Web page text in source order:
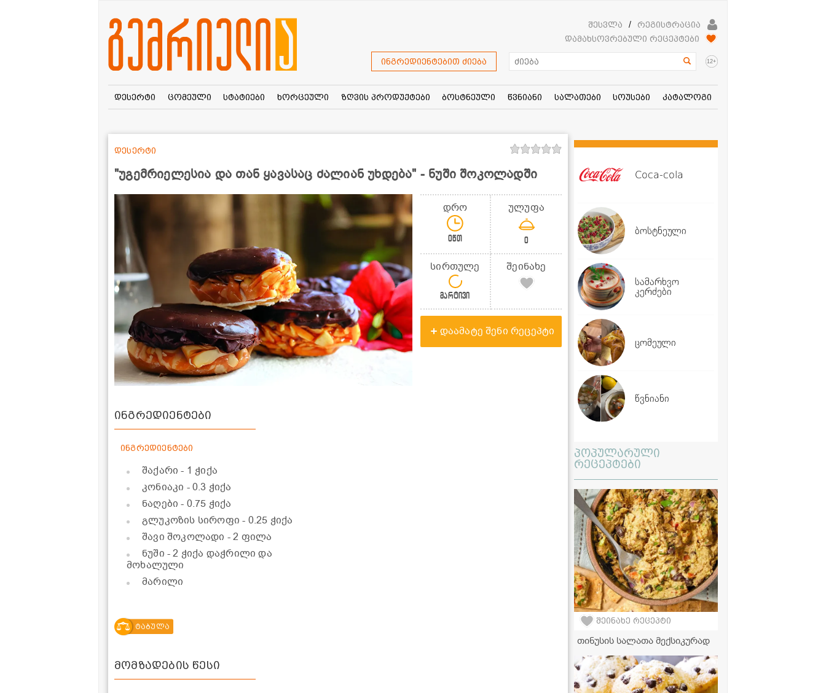
შესვლა /
რეგისტრაცია
დამახსოვრებული რეცეპტები
ინგრედიენტებით ძიება 12+
დესერტი ცომეული სტატიები ხორცეული ზღვის პროდუქტები ბოსტნეული წვნიანი სალათები სოუსები კატალოგი
"უგემრიელესია და თან ყავასაც ძალიან უხდება" - ნუში შოკოლადში
დესერტი
დრო
0წთ
ულუფა
0
სირთულე
მარტივი
შეინახე
დაამატე შენი რეცეპტი
ინგრედიენტები
ინგრედიენტები
შაქარი- 1 ჭიქა
კონიაკი - 0.3 ჭიქა
ნაღები- 0.75 ჭიქა
გლუკოზის სიროფი- 0.25 ჭიქა
შავი შოკოლადი - 2 ფილა
ნუში - 2 ჭიქა დაჭრილი და
მოხალული
მარილი
ტაბულა
მომზადების წესი
Coca-cola
ბოსტნეული
სამარხვო
კერძები
ცომეული
წვნიანი
პოპულარული
რეცეპტები
შეინახე რეცეპტი
თინუსის სალათა მექსიკურად